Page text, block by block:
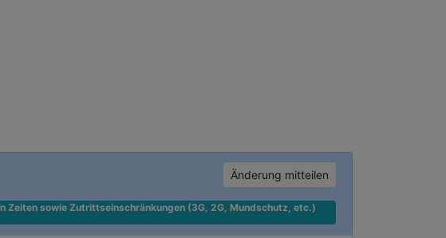
Änderung mitteilen
Zeiten sowie Zutrittseinschränkungen (3G, 2G, Mundschutz, etc.)